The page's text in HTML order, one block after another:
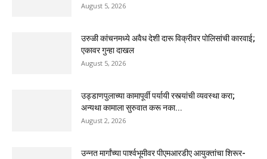
August 5, 2026
उरुळी कांचनमध्ये अवैध देशी दारू विक्रीवर पोलिसांची कारवाई;
एकावर गुन्हा दाखल
August 5, 2026
उड्डाणपुलाच्या कामापूर्वी पर्यायी रस्त्यांची व्यवस्था करा;
अन्यथा कामाला सुरुवात करू नका...
August 2, 2026
उन्नत मार्गांच्या पार्श्वभूमीवर पीएमआरडीए आयुक्तांचा शिरूर-